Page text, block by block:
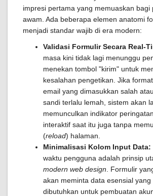
impresi pertama yang memuaskan bagi
awam. Ada beberapa elemen anatomi
menjadi standar wajib di era modern:
Validasi Formulir Secara Real-
masa kini tidak lagi menunggu
menekan tombol "kirim" untuk
kesalahan pengetikan. Jika
email yang dimasukkan salah
sandi terlalu lemah, sistem akan
memunculkan indikator
interaktif saat itu juga tanpa
(reload) halaman.
Minimalisasi Kolom Input Data:
waktu pengguna adalah prinsip
modern web design . Formulir
akan meminta data esensial
dibutuhkan untuk pembuatan